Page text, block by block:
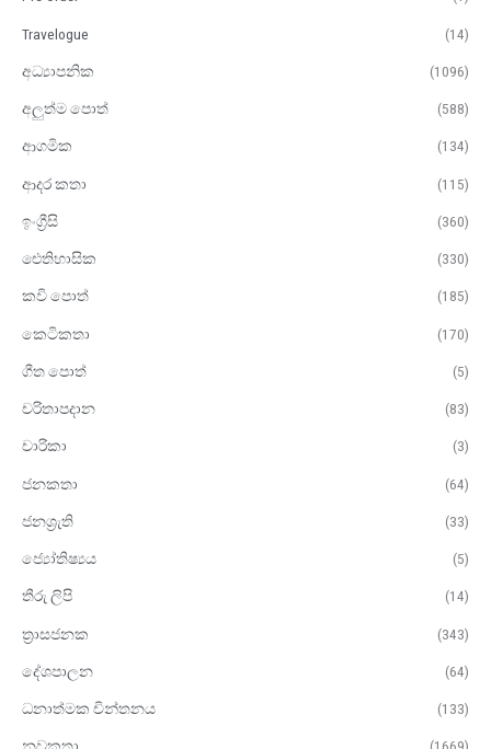
Travelogue (14)
අධ්‍යාපනික (1096)
අලුත්ම පොත් (588)
ආගමික (134)
ආදර කතා (115)
ඉංග්‍රීසි (360)
ඓතිහාසික (330)
කවි පොත් (185)
කෙටිකතා (170)
ගීත පොත් (5)
චරිතාපදාන (83)
චාරිකා (3)
ජනකතා (64)
ජනශ්‍රැති (33)
ජ්‍යෝතිෂ්‍යය (5)
තීරු ලිපි (14)
ත්‍රාසජනක (343)
දේශපාලන (64)
ධනාත්මක චින්තනය (133)